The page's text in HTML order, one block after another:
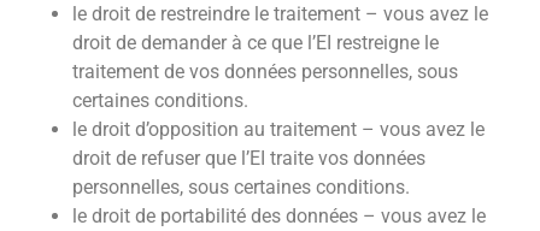
le droit de restreindre le traitement – vous avez le
droit de demander à ce que l’EI restreigne le
traitement de vos données personnelles, sous
certaines conditions.
le droit d’opposition au traitement – vous avez le
droit de refuser que l’EI traite vos données
personnelles, sous certaines conditions.
le droit de portabilité des données – vous avez le